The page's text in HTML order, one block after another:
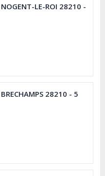
LE-ROI 28210 -
28210 - 5